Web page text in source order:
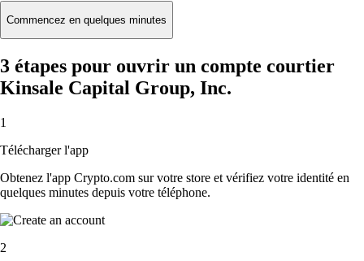
Commencez en quelques minutes
3 étapes pour ouvrir un compte courtier
Kinsale Capital Group, Inc.
1
Télécharger l'app
Obtenez l'app Crypto.com sur votre store et vérifiez votre identité en
quelques minutes depuis votre téléphone.
2